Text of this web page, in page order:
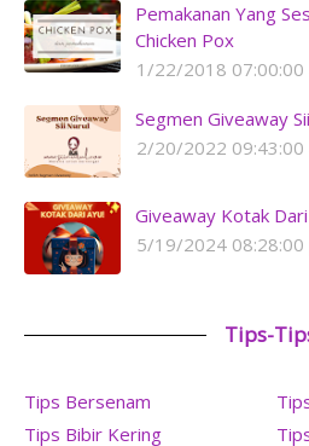
Pemakanan Yang
Chicken Pox
1/22/2018 07:00:00
Segmen Giveaway
2/20/2022 09:43:00
Giveaway Kotak Dari
5/19/2024 08:28:00
Tips-
Tips Bersenam
Tips Bibir Kering